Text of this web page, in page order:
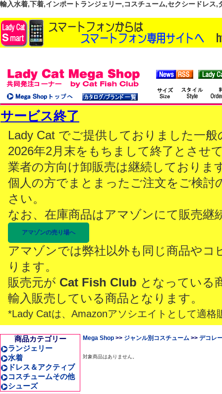
輸入水着,下着,インポートランジェリー,コスチューム,セクシードレス
サービス終了
Lady Cat でご提供しておりました一
2026年2月末をもちまして終了とさせ
業者の方向け卸販売は継続しておりま
個人の方でまとまったご注文をご検討
さい。
なお、在庫商品はアマゾンにて販売継
アマゾンの売り場へ
アマゾンでは弊社以外も同じ商品やコ
ります。
販売元が Cat Fish Club となっている
輸入販売している商品となります。
*Lady Catは、Amazonアソシエイトとして適格
商品カテゴリー
ランジェリー
水着
ドレス＆アクティブ
コスチュームその他
シューズ
Mega Shop >> ジャンル別コスチューム >> デコレ
対象商品はありません。